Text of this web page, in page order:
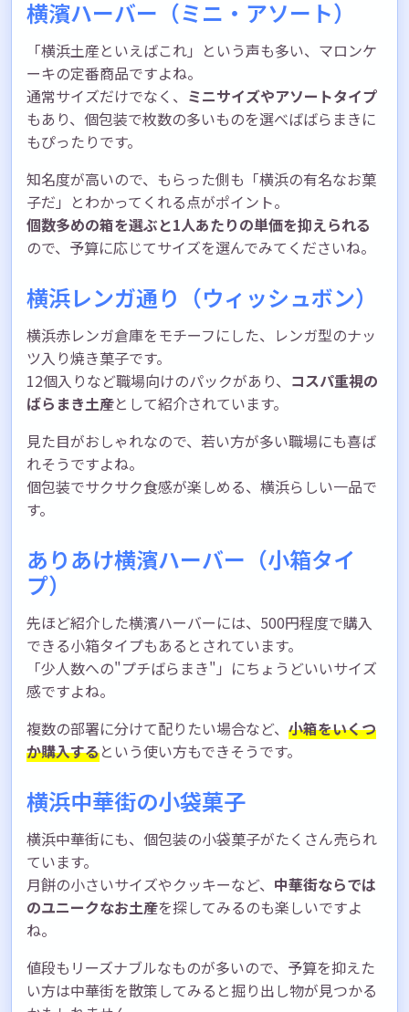
横濱ハーバー（ミニ・アソート）
「横浜土産といえばこれ」という声も多い、マロンケ
ーキの定番商品ですよね。
通常サイズだけでなく、 ミニサイズやアソートタイプ
もあり、個包装で枚数の多いものを選べばばらまきに
もぴったりです。
知名度が高いので、もらった側も「横浜の有名なお菓
子だ」とわかってくれる点がポイント。
個数多めの箱を選ぶと1人あたりの単価を抑えられる
ので、予算に応じてサイズを選んでみてくださいね。
横浜レンガ通り（ウィッシュボン）
横浜赤レンガ倉庫をモチーフにした、レンガ型のナッ
ツ入り焼き菓子です。
12個入りなど職場向けのパックがあり、 コスパ重視の
ばらまき土産として紹介されています。
見た目がおしゃれなので、若い方が多い職場にも喜ば
れそうですよね。
個包装でサクサク食感が楽しめる、横浜らしい一品で
す。
ありあけ横濱ハーバー（小箱タイ
プ）
先ほど紹介した横濱ハーバーには、500円程度で購入
できる小箱タイプもあるとされています。
「少人数への"プチばらまき"」にちょうどいいサイズ
感ですよね。
複数の部署に分けて配りたい場合など、 小箱をいくつ
か購入するという使い方もできそうです。
横浜中華街の小袋菓子
横浜中華街にも、個包装の小袋菓子がたくさん売られ
ています。
月餅の小さいサイズやクッキーなど、 中華街ならでは
のユニークなお土産を探してみるのも楽しいですよ
ね。
値段もリーズナブルなものが多いので、予算を抑えた
い方は中華街を散策してみると掘り出し物が見つかる